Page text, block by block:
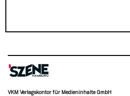
VKM Verlagskontor für Medieninhalte GmbH